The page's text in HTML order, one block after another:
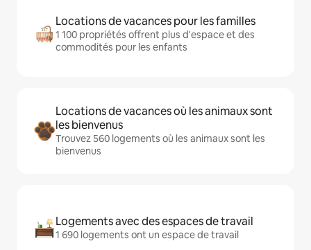
Locations de vacances pour les familles
1 100 propriétés offrent plus d'espace et des
commodités pour les enfants
Locations de vacances où les animaux sont
les bienvenus
Trouvez 560 logements où les animaux sont les
bienvenus
Logements avec des espaces de travail
1 690 logements ont un espace de travail